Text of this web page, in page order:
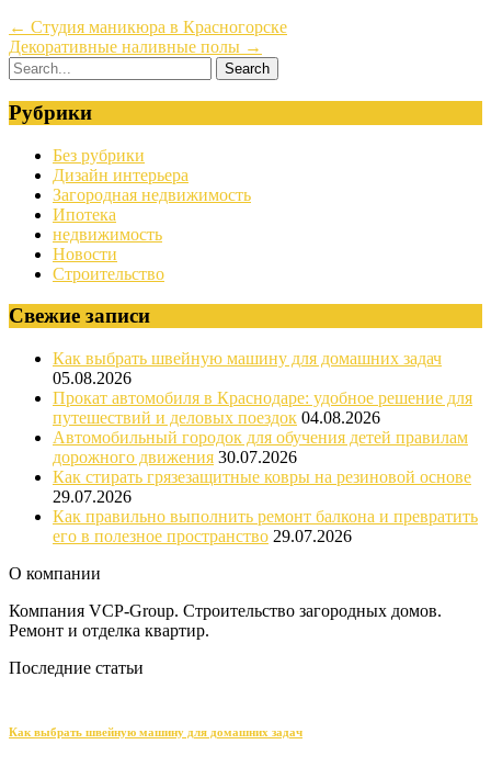
← Студия маникюра в Красногорске
Декоративные наливные полы →
Рубрики
Без рубрики
Дизайн интерьера
Загородная недвижимость
Ипотека
недвижимость
Новости
Строительство
Свежие записи
Как выбрать швейную машину для домашних задач
05.08.2026
Прокат автомобиля в Краснодаре: удобное решение для
путешествий и деловых поездок 04.08.2026
Автомобильный городок для обучения детей правилам
дорожного движения 30.07.2026
Как стирать грязезащитные ковры на резиновой основе
29.07.2026
Как правильно выполнить ремонт балкона и превратить
его в полезное пространство 29.07.2026
О компании
Компания VCP-Group. Строительство загородных домов.
Ремонт и отделка квартир.
Последние статьи
Как выбрать швейную машину для домашних задач